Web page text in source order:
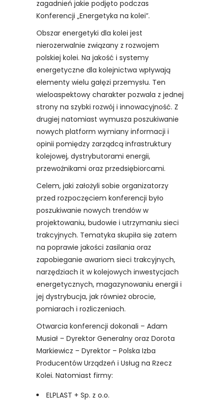
zagadnień jakie podjęto podczas
Konferencji „Energetyka na kolei”.
Obszar energetyki dla kolei jest
nierozerwalnie związany z rozwojem
polskiej kolei. Na jakość i systemy
energetyczne dla kolejnictwa wpływają
elementy wielu gałęzi przemysłu. Ten
wieloaspektowy charakter pozwala z jednej
strony na szybki rozwój i innowacyjność. Z
drugiej natomiast wymusza poszukiwanie
nowych platform wymiany informacji i
opinii pomiędzy zarządcą infrastruktury
kolejowej, dystrybutorami energii,
przewoźnikami oraz przedsiębiorcami.
Celem, jaki założyli sobie organizatorzy
przed rozpoczęciem konferencji było
poszukiwanie nowych trendów w
projektowaniu, budowie i utrzymaniu sieci
trakcyjnych. Tematyka skupiła się zatem
na poprawie jakości zasilania oraz
zapobieganie awariom sieci trakcyjnych,
narzędziach it w kolejowych inwestycjach
energetycznych, magazynowaniu energii i
jej dystrybucja, jak również obrocie,
pomiarach i rozliczeniach.
Otwarcia konferencji dokonali – Adam
Musiał – Dyrektor Generalny oraz Dorota
Markiewicz – Dyrektor – Polska Izba
Producentów Urządzeń i Usług na Rzecz
Kolei. Natomiast firmy:
ELPLAST + Sp. z o.o.